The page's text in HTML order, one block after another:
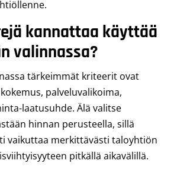
kannattaa käyttää
valinnassa?
tärkeimmät kriteerit ovat
palveluvalikoima,
laatusuhde. Älä valitse
hinnan perusteella, sillä
vaikuttaa merkittävästi taloyhtiön
pitkällä aikavälillä.